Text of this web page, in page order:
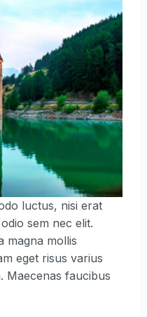
luctus, nisi erat
sem nec elit.
magna mollis
eget risus varius
Maecenas faucibus